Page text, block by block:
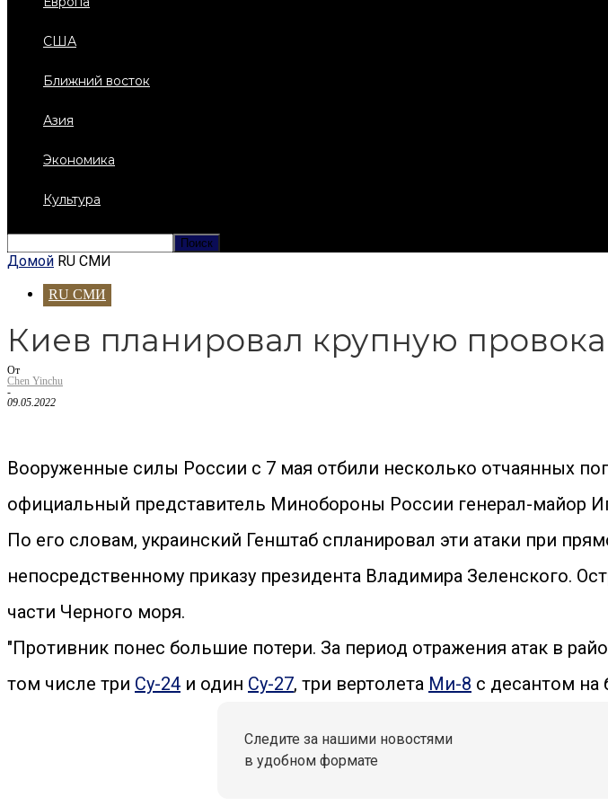
США
Ближний восток
Азия
Экономика
Культура
Домой RU СМИ
RU СМИ
Киев планировал крупную
От
Chen Yinchu
-
09.05.2022
Вооруженные силы России с 7 мая отбили несколько отчаянных
официальный представитель Минобороны России генерал-майор
По его словам, украинский Генштаб спланировал эти атаки при
непосредственному приказу президента Владимира Зеленского.
части Черного моря.
"Противник понес большие потери. За период отражения атак в
том числе три Су-24 и один Су-27, три вертолета Ми-8 с десантом на
Следите за нашими новостями
в удобном формате